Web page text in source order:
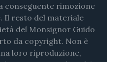
conseguente rimozione
Il resto del materiale
del Monsignor Guido
da copyright. Non è
loro riproduzione,